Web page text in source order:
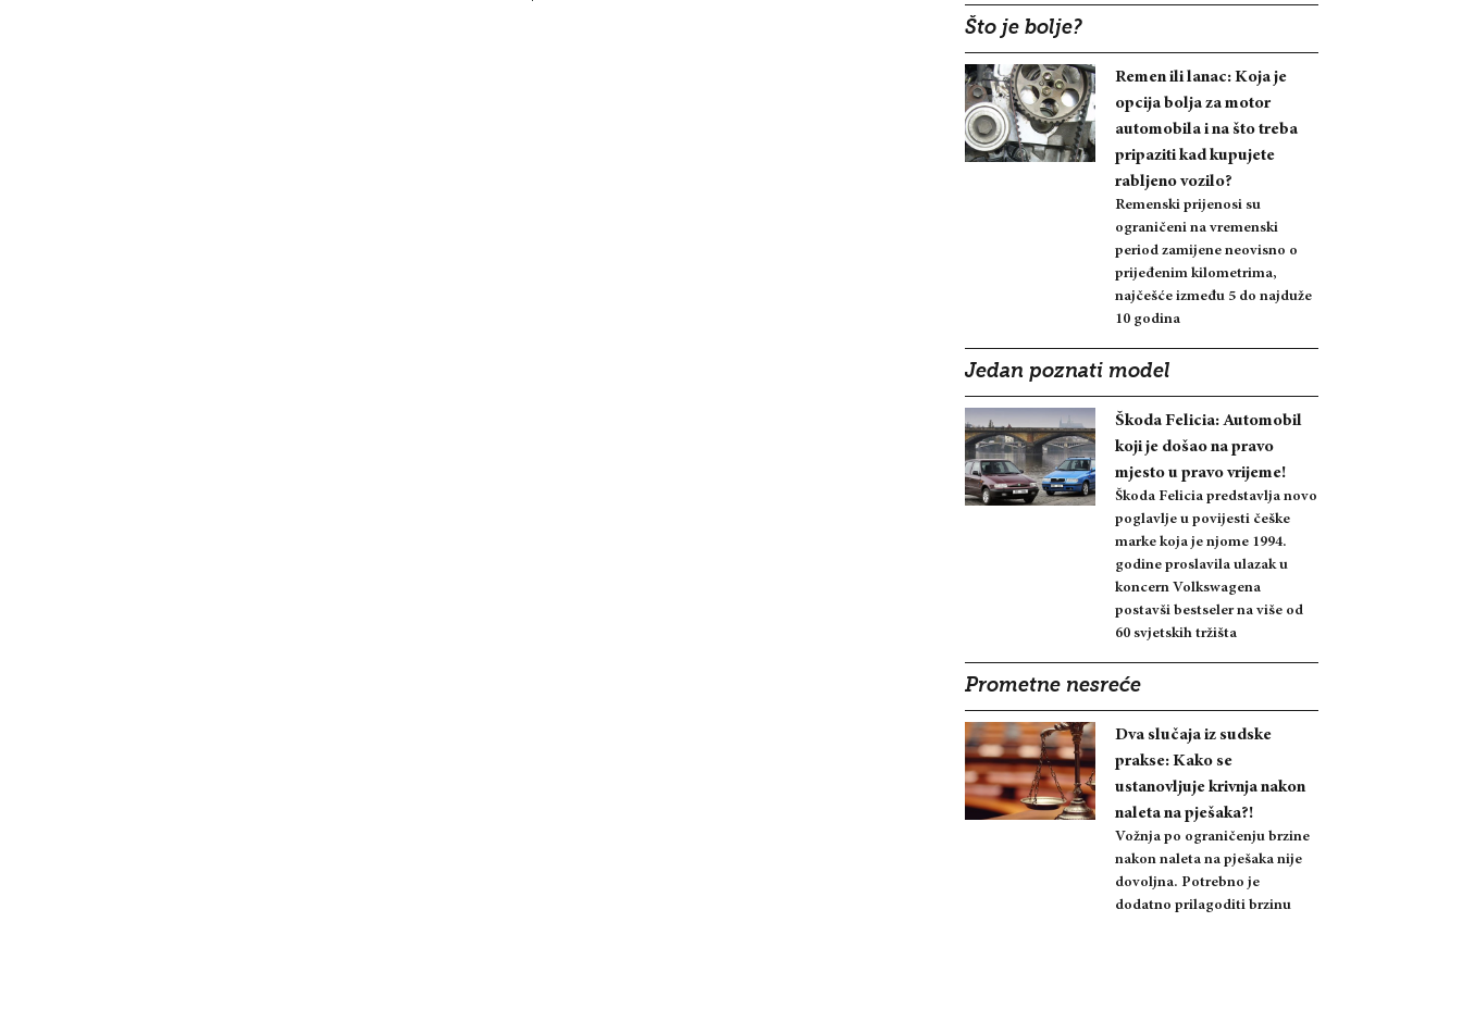
Što je bolje?
Remen ili lanac: Koja je
opcija bolja za motor
automobila i na što treba
pripaziti kad kupujete
rabljeno vozilo?
Remenski prijenosi su
ograničeni na vremenski
period zamijene neovisno o
prijeđenim kilometrima,
najčešće između 5 do najduže
10 godina
Jedan poznati model
Škoda Felicia: Automobil
koji je došao na pravo
mjesto u pravo vrijeme!
Škoda Felicia predstavlja novo
poglavlje u povijesti češke
marke koja je njome 1994.
godine proslavila ulazak u
koncern Volkswagena
postavši bestseler na više od
60 svjetskih tržišta
Prometne nesreće
Dva slučaja iz sudske
prakse: Kako se
ustanovljuje krivnja nakon
naleta na pješaka?!
Vožnja po ograničenju brzine
nakon naleta na pješaka nije
dovoljna. Potrebno je
dodatno prilagoditi brzinu